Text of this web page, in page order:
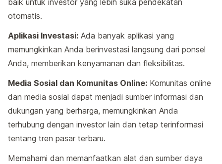
baik untuk investor yang lebih suka pendekatan
otomatis.
Aplikasi Investasi: Ada banyak aplikasi yang
memungkinkan Anda berinvestasi langsung dari ponsel
Anda, memberikan kenyamanan dan fleksibilitas.
Media Sosial dan Komunitas Online: Komunitas online
dan media sosial dapat menjadi sumber informasi dan
dukungan yang berharga, memungkinkan Anda
terhubung dengan investor lain dan tetap terinformasi
tentang tren pasar terbaru.
Memahami dan memanfaatkan alat dan sumber daya